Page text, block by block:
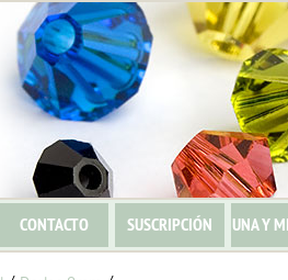
CONTACTO SUSCRIPCIÓN UNA Y